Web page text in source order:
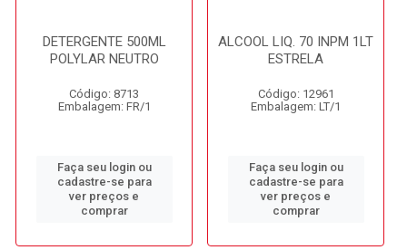
DETERGENTE 500ML
POLYLAR NEUTRO
Código: 8713
Embalagem: FR/1
Faça seu login ou
cadastre-se para
ver preços e
comprar
ALCOOL LIQ. 70 INPM 1LT
ESTRELA
Código: 12961
Embalagem: LT/1
Faça seu login ou
cadastre-se para
ver preços e
comprar